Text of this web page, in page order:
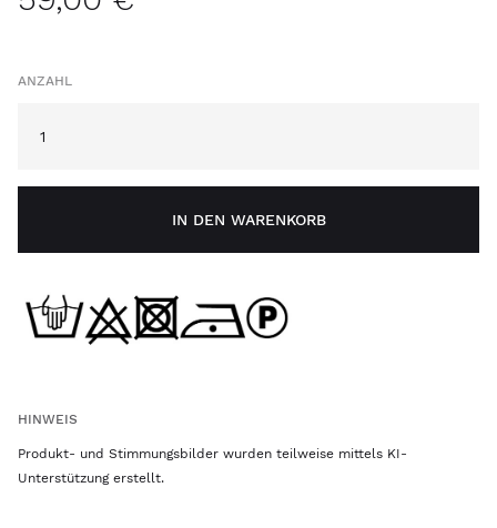
ANZAHL
IN DEN WARENKORB
HINWEIS
Produkt- und Stimmungsbilder wurden teilweise mittels KI-
Unterstützung erstellt.